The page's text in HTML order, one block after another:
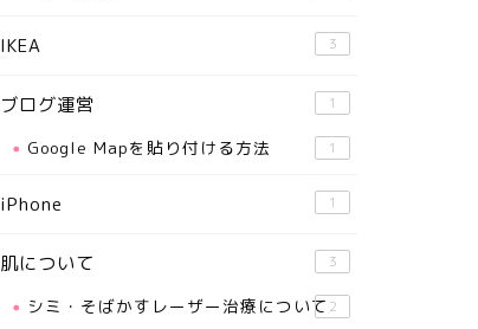
IKEA 3
ブログ運営 1
Google Mapを貼り付ける方法 1
iPhone 1
肌について 3
シミ・そばかすレーザー治療について 2